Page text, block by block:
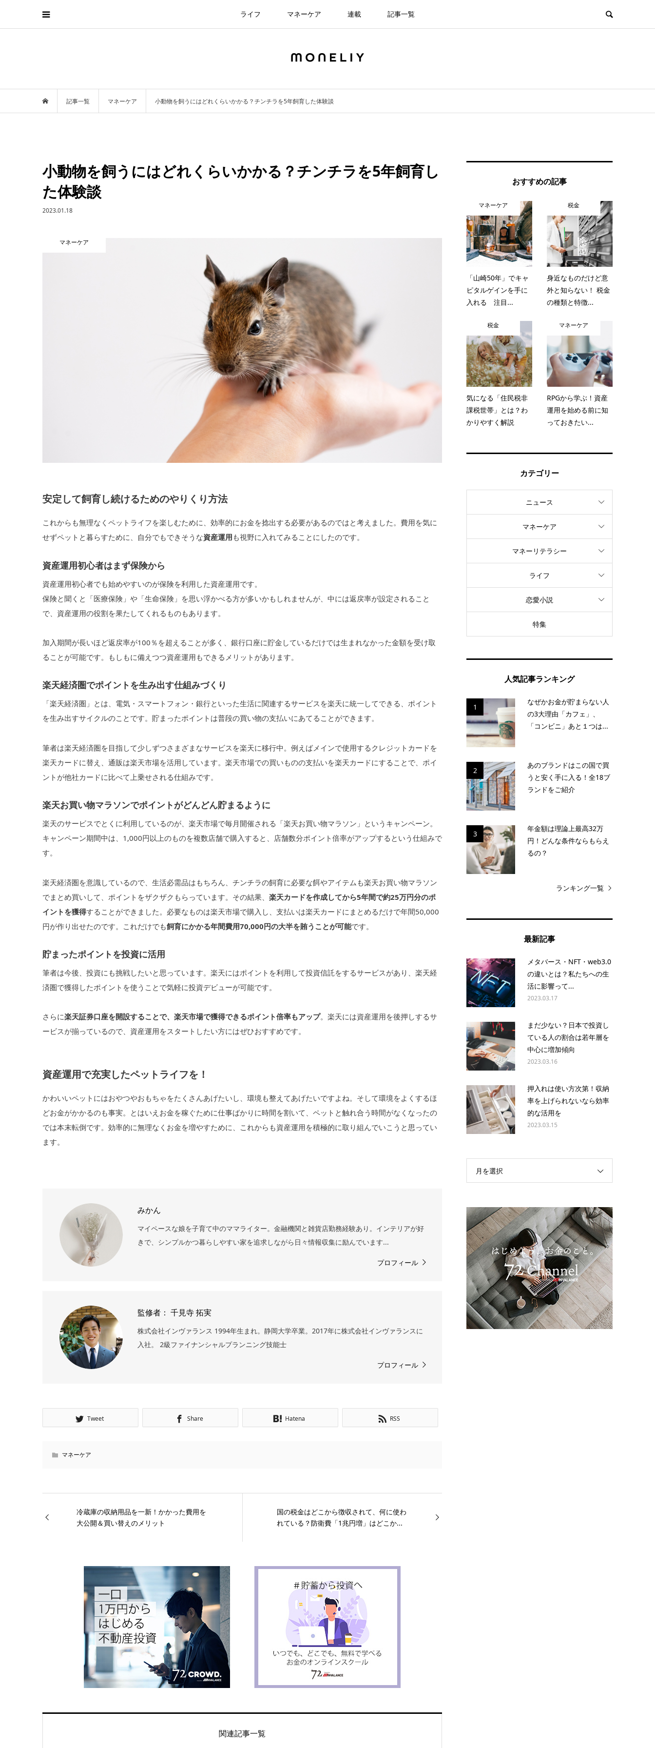
ライフ マネーケア 連載 記事一覧
記事一覧 マネーケア 小動物を飼うにはどれくらいかかる？チンチラを5年飼育した体験談
小動物を飼うにはどれくらいかかる？チンチラを5年飼育し
た体験談
2023.01.18
マネーケア
安定して飼育し続けるためのやりくり方法
これからも無理なくペットライフを楽しむために、効率的にお金を捻出する必要があるのではと考えました。費用を気に
せずペットと暮らすために、自分でもできそうな資産運用 も視野に入れてみることにしたのです。
資産運用初心者はまず保険から
資産運用初心者でも始めやすいのが保険を利用した資産運用です。
保険と聞くと「医療保険」や「生命保険」を思い浮かべる方が多いかもしれませんが、中には返戻率が設定されること
で、資産運用の役割を果たしてくれるものもあります。
加入期間が長いほど返戻率が100％を超えることが多く、銀行口座に貯金しているだけでは生まれなかった金額を受け取
ることが可能です。もしもに備えつつ資産運用もできるメリットがあります。
楽天経済圏でポイントを生み出す仕組みづくり
「楽天経済圏」とは、電気・スマートフォン・銀行といった生活に関連するサービスを楽天に統一してできる、ポイント
を生み出すサイクルのことです。貯まったポイントは普段の買い物の支払いにあてることができます。
筆者は楽天経済圏を目指して少しずつさまざまなサービスを楽天に移行中。例えばメインで使用するクレジットカードを
楽天カードに替え、通販は楽天市場を活用しています。楽天市場での買いものの支払いを楽天カードにすることで、ポイ
ントが他社カードに比べて上乗せされる仕組みです。
楽天お買い物マラソンでポイントがどんどん貯まるように
楽天のサービスでとくに利用しているのが、楽天市場で毎月開催される「楽天お買い物マラソン」というキャンペーン。
キャンペーン期間中は、1,000円以上のものを複数店舗で購入すると、店舗数分ポイント倍率がアップするという仕組みで
す。
楽天経済圏を意識しているので、生活必需品はもちろん、チンチラの飼育に必要な餌やアイテムも楽天お買い物マラソン
でまとめ買いして、ポイントをザクザクもらっています。その結果、 楽天カードを作成してから5年間で約25万円分のポ
イントを獲得することができました。必要なものは楽天市場で購入し、支払いは楽天カードにまとめるだけで年間50,000
円が作り出せたのです。これだけでも飼育にかかる年間費用70,000円の大半を賄うことが可能です。
貯まったポイントを投資に活用
筆者は今後、投資にも挑戦したいと思っています。楽天にはポイントを利用して投資信託をするサービスがあり、楽天経
済圏で獲得したポイントを使うことで気軽に投資デビューが可能です。
さらに楽天証券口座を開設することで、楽天市場で獲得できるポイント倍率もアップ。楽天には資産運用を後押しするサ
ービスが揃っているので、資産運用をスタートしたい方にはぜひおすすめです。
資産運用で充実したペットライフを！
かわいいペットにはおやつやおもちゃをたくさんあげたいし、環境も整えてあげたいですよね。そして環境をよくするほ
どお金がかかるのも事実。とはいえお金を稼ぐために仕事ばかりに時間を割いて、ペットと触れ合う時間がなくなったの
では本末転倒です。効率的に無理なくお金を増やすために、これからも資産運用を積極的に取り組んでいこうと思ってい
ます。
みかん
マイペースな娘を子育て中のママライター。金融機関と雑貨店勤務経験あり。インテリアが好
きで、シンプルかつ暮らしやすい家を追求しながら日々情報収集に励んでいます...
プロフィール
監修者： 千見寺 拓実
株式会社インヴァランス 1994年生まれ。静岡大学卒業。2017年に株式会社インヴァランスに
入社。 2級ファイナンシャルプランニング技能士
プロフィール
Tweet Share Hatena RSS
マネーケア
冷蔵庫の収納用品を一新！かかった費用を
大公開＆買い替えのメリット
国の税金はどこから徴収されて、何に使わ
れている？防衛費「1兆円増」はどこか...
関連記事一覧
おすすめの記事
マネーケア
「山崎50年」でキャ
ピタルゲインを手に
入れる 注目...
税金
身近なものだけど意
外と知らない！ 税金
の種類と特徴...
税金
気になる「住民税非
課税世帯」とは？わ
かりやすく解説
マネーケア
RPGから学ぶ！資産
運用を始める前に知
っておきたい...
カテゴリー
ニュース
マネーケア
マネーリテラシー
ライフ
恋愛小説
特集
人気記事ランキング
1
なぜかお金が貯まらない人
の3大理由「カフェ」、
「コンビニ」あと１つは...
2
あのブランドはこの国で買
うと安く手に入る！全18ブ
ランドをご紹介
3
年金額は理論上最高32万
円！どんな条件ならもらえ
るの？
ランキング一覧
最新記事
メタバース・NFT・web3.0
の違いとは？私たちへの生
活に影響って...
2023.03.17
まだ少ない？日本で投資し
ている人の割合は若年層を
中心に増加傾向
2023.03.16
押入れは使い方次第！収納
率を上げられないなら効率
的な活用を
2023.03.15
月を選択